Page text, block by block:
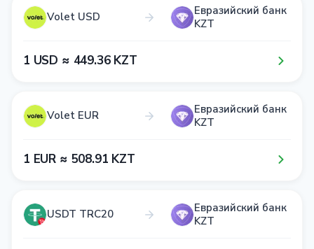
Volet USD
Евразийский банк
KZT
1​ USD ≈ 4​4​9​.3​6​ KZT
Volet EUR
Евразийский банк
KZT
1​ EUR ≈ 5​0​8​.9​1​ KZT
USDT TRC20
Евразийский банк
KZT